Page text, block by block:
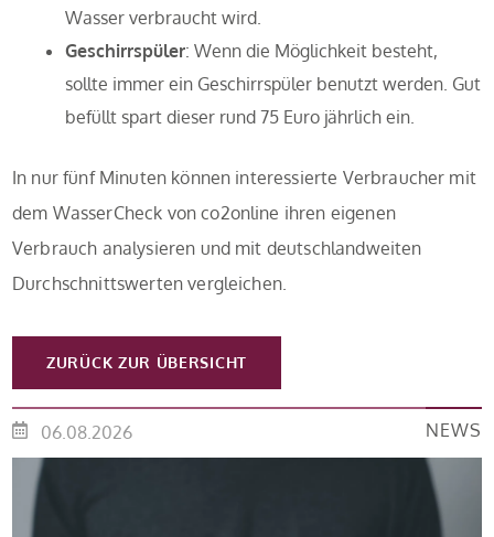
Wasser verbraucht wird.
Geschirrspüler: Wenn die Möglichkeit besteht,
sollte immer ein Geschirrspüler benutzt werden. Gut
befüllt spart dieser rund 75 Euro jährlich ein.
In nur fünf Minuten können interessierte Verbraucher mit
dem WasserCheck von co2online ihren eigenen
Verbrauch analysieren und mit deutschlandweiten
Durchschnittswerten vergleichen.
ZURÜCK ZUR ÜBERSICHT
06.08.2026 NEWS